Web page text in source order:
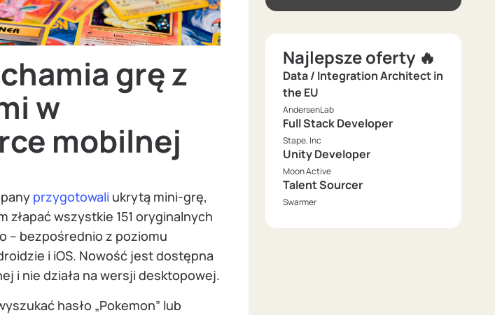
grę z
w
mobilnej
przygotowali ukrytą mini-grę,
złapać wszystkie 151 oryginalnych
– bezpośrednio z poziomu
i iOS. Nowość jest dostępna
i nie działa na wersji desktopowej.
hasło „Pokemon” lub
Najlepsze oferty 🔥
Data / Integration Architect in
the EU
AndersenLab
Full Stack Developer
Stape, Inc
Unity Developer
Moon Active
Talent Sourcer
Swarmer